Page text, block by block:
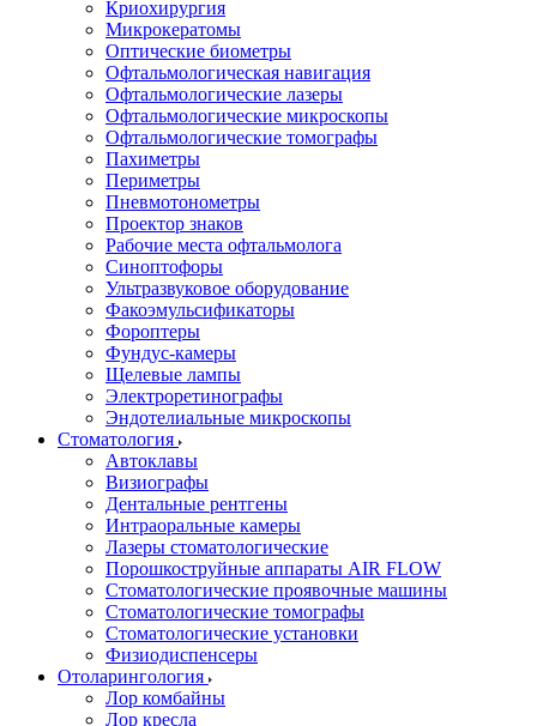
Криохирургия
Микрокератомы
Оптические биометры
Офтальмологическая навигация
Офтальмологические лазеры
Офтальмологические микроскопы
Офтальмологические томографы
Пахиметры
Периметры
Пневмотонометры
Проектор знаков
Рабочие места офтальмолога
Синоптофоры
Ультразвуковое оборудование
Факоэмульсификаторы
Фороптеры
Фундус-камеры
Щелевые лампы
Электроретинографы
Эндотелиальные микроскопы
Стоматология
Автоклавы
Визиографы
Дентальные рентгены
Интраоральные камеры
Лазеры стоматологические
Порошкоструйные аппараты AIR FLOW
Стоматологические проявочные машины
Стоматологические томографы
Стоматологические установки
Физиодиспенсеры
Отоларингология
Лор комбайны
Лор кресла